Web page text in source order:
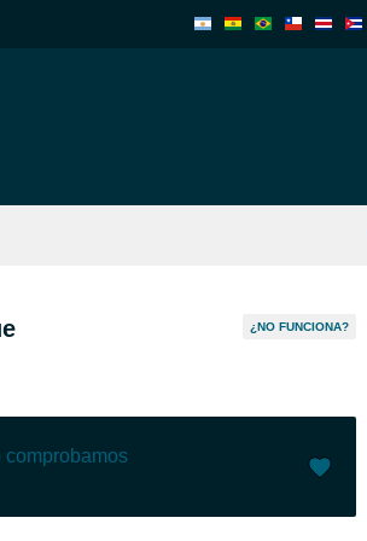
¿NO FUNCIONA?
comprobamos